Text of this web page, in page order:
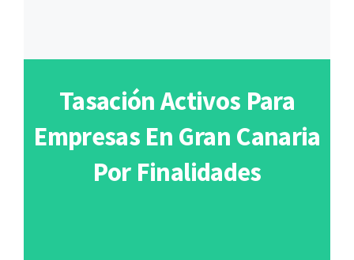
Tasación Activos Para
Empresas En Gran Canaria
Por Finalidades